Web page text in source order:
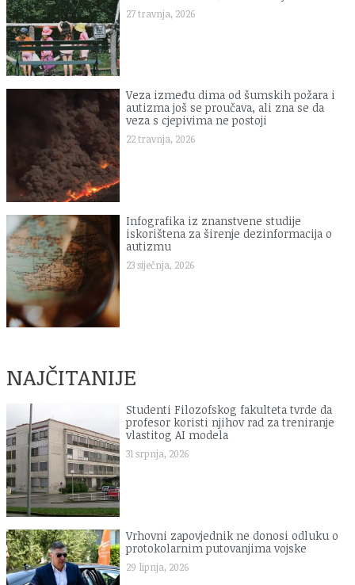
27 travnja, 2026
Veza između dima od šumskih požara i
autizma još se proučava, ali zna se da
veza s cjepivima ne postoji
22 travnja, 2026
Infografika iz znanstvene studije
iskorištena za širenje dezinformacija o
autizmu
23 siječnja, 2026
NAJČITANIJE
Studenti Filozofskog fakulteta tvrde da
profesor koristi njihov rad za treniranje
vlastitog AI modela
31 srpnja, 2026
Vrhovni zapovjednik ne donosi odluku o
protokolarnim putovanjima vojske
29 lipnja, 2026